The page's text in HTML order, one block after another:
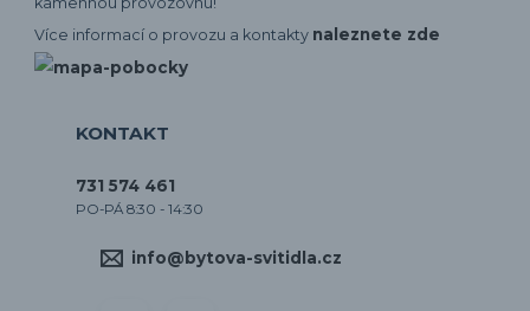
Více informací o provozu a kontakty naleznete zde
KONTAKT
731 574 461
PO-PÁ 8:30 - 14:30
info@bytova-svitidla.cz